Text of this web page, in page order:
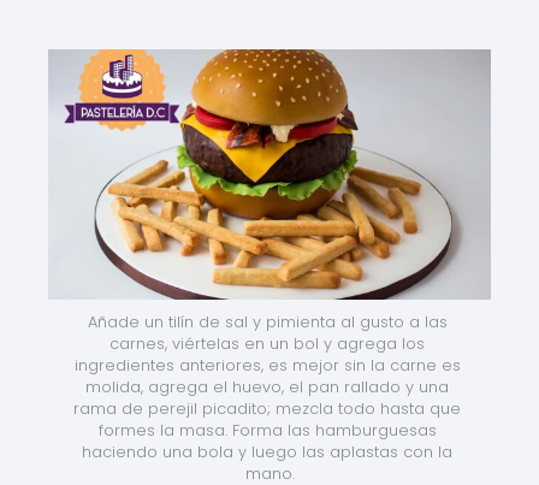
Añade un tilín de sal y pimienta al gusto a las
carnes, viértelas en un bol y agrega los
ingredientes anteriores, es mejor sin la carne es
molida, agrega el huevo, el pan rallado y una
rama de perejil picadito; mezcla todo hasta que
formes la masa. Forma las hamburguesas
haciendo una bola y luego las aplastas con la
mano.